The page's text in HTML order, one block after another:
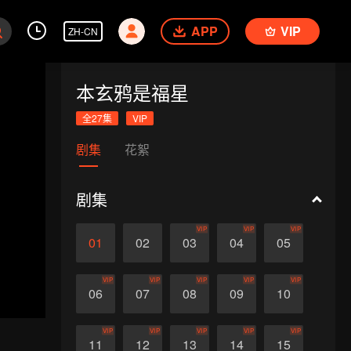
ZH-CN APP VIP
本玄鸦是福星
全27集 VIP
剧集 花絮
剧集
01 02 03
VIP
04
VIP
05
VIP
06
VIP
07
VIP
08
VIP
09
VIP
10
VIP
11
VIP
12
VIP
13
VIP
14
VIP
15
VIP